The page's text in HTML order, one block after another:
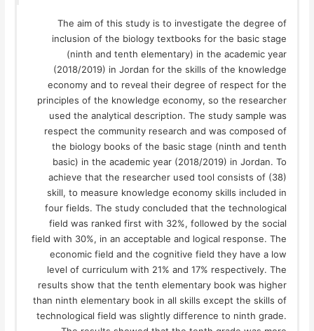
في مهارات المجالات جميعها، باستثناء مهارات المجال التكنولوجي
كانت لصالح الصف التاسع بفارق بسيط. الكلمات المفتاحية: الاقتصاد
المعرفي، كتاب الأحياء، المرحلة الأساسية العليا.
The aim of this study is to investigate the degree of
inclusion of the biology textbooks for the basic stage
(ninth and tenth elementary) in the academic year
(2018/2019) in Jordan for the skills of the knowledge
economy and to reveal their degree of respect for the
principles of the knowledge economy, so the researcher
used the analytical description. The study sample was
respect the community research and was composed of
the biology books of the basic stage (ninth and tenth
basic) in the academic year (2018/2019) in Jordan. To
achieve that the researcher used tool consists of (38)
skill, to measure knowledge economy skills included in
four fields. The study concluded that the technological
field was ranked first with 32%, followed by the social
field with 30%, in an acceptable and logical response. The
economic field and the cognitive field they have a low
level of curriculum with 21% and 17% respectively. The
results show that the tenth elementary book was higher
than ninth elementary book in all skills except the skills of
technological field was slightly difference to ninth grade.